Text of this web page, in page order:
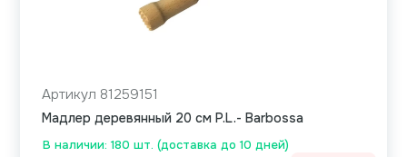
В наличии: 180 шт. (доставка до 10 дней)
Артикул 81259151
Мадлер деревянный 20 см P.L.- Barbossa